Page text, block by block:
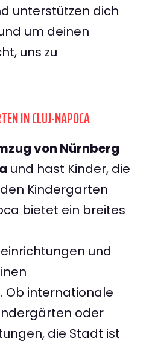
unterstützen dich
um deinen
uns zu
IN CLUJ-NAPOCA
von Nürnberg
und hast Kinder, die
Kindergarten
bietet ein breites
und
Ob internationale
oder
die Stadt ist